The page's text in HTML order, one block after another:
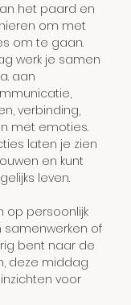
het paard en
om met
om te gaan.
werk je samen
aan
verbinding,
met emoties.
laten je zien
en kunt
leven.
op persoonlijk
samenwerken of
bent naar de
deze middag
voor